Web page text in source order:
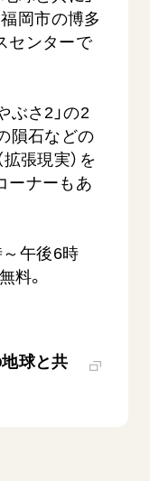
すべて見る
岡市の博多
センターで
ぶさ2」の2
隕石などの
張現実）を
ーナーもあ
～午後6時
料。
球と共